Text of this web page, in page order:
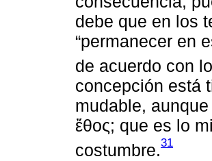
debe que en los
“permanecer en
de acuerdo con
concepción está
mudable,
ἔθος; que es lo
costumbre.31